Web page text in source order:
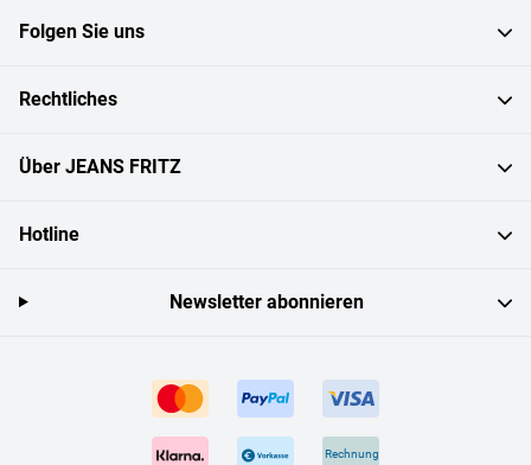
Folgen Sie uns
Rechtliches
Über JEANS FRITZ
Hotline
Rechnung
Newsletter abonnieren